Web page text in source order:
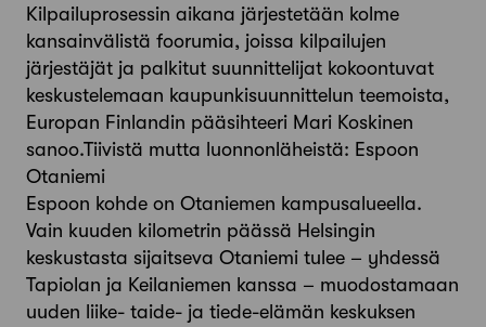
Kilpailuprosessin aikana järjestetään kolme
kansainvälistä foorumia, joissa kilpailujen
järjestäjät ja palkitut suunnittelijat kokoontuvat
keskustelemaan kaupunkisuunnittelun teemoista,
Europan Finlandin pääsihteeri Mari Koskinen
sanoo.Tiivistä mutta luonnonläheistä: Espoon
Otaniemi
Espoon kohde on Otaniemen kampusalueella.
Vain kuuden kilometrin päässä Helsingin
keskustasta sijaitseva Otaniemi tulee – yhdessä
Tapiolan ja Keilaniemen kanssa – muodostamaan
uuden liike- taide- ja tiede-elämän keskuksen